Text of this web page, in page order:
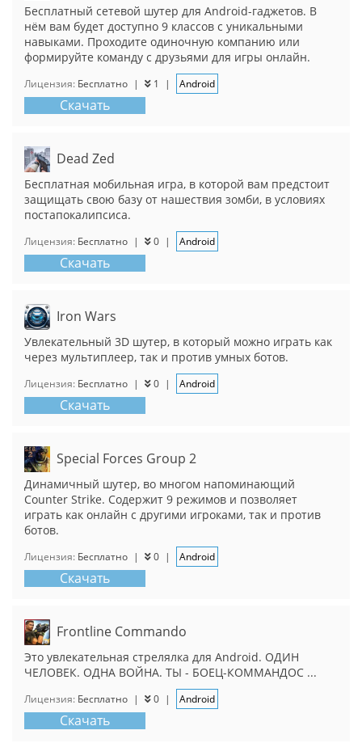
Бесплатный сетевой шутер для Android-гаджетов. В
нём вам будет доступно 9 классов с уникальными
навыками. Проходите одиночную компанию или
формируйте команду с друзьями для игры онлайн.
Лицензия: Бесплатно | 1 | Android
Скачать
Dead Zed
Бесплатная мобильная игра, в которой вам предстоит
защищать свою базу от нашествия зомби, в условиях
постапокалипсиса.
Лицензия: Бесплатно | 0 | Android
Скачать
Iron Wars
Увлекательный 3D шутер, в который можно играть как
через мультиплеер, так и против умных ботов.
Лицензия: Бесплатно | 0 | Android
Скачать
Special Forces Group 2
Динамичный шутер, во многом напоминающий
Counter Strike. Содержит 9 режимов и позволяет
играть как онлайн с другими игроками, так и против
ботов.
Лицензия: Бесплатно | 0 | Android
Скачать
Frontline Commando
Это увлекательная стрелялка для Android. ОДИН
ЧЕЛОВЕК. ОДНА ВОЙНА. ТЫ - БОЕЦ-КОММАНДОС ...
Лицензия: Бесплатно | 0 | Android
Скачать